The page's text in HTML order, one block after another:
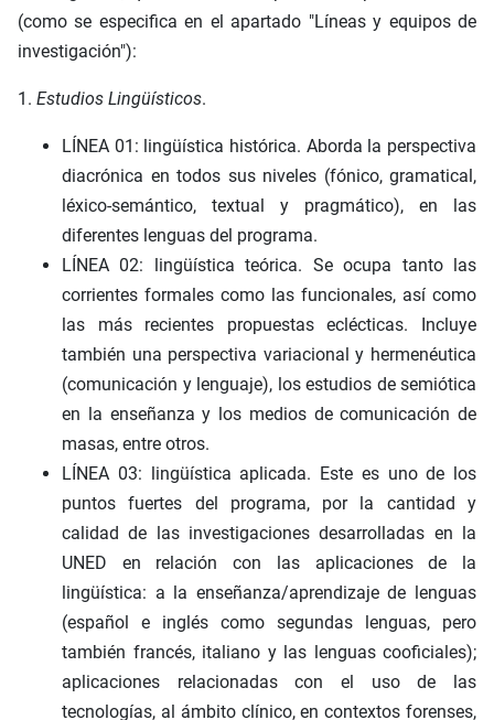
(como se especifica en el apartado "Líneas y equipos de
investigación"):
1. Estudios Lingüísticos.
LÍNEA 01: lingüística histórica. Aborda la perspectiva
diacrónica en todos sus niveles (fónico, gramatical,
léxico-semántico, textual y pragmático), en las
diferentes lenguas del programa.
LÍNEA 02: lingüística teórica. Se ocupa tanto las
corrientes formales como las funcionales, así como
las más recientes propuestas eclécticas. Incluye
también una perspectiva variacional y hermenéutica
(comunicación y lenguaje), los estudios de semiótica
en la enseñanza y los medios de comunicación de
masas, entre otros.
LÍNEA 03: lingüística aplicada. Este es uno de los
puntos fuertes del programa, por la cantidad y
calidad de las investigaciones desarrolladas en la
UNED en relación con las aplicaciones de la
lingüística: a la enseñanza/aprendizaje de lenguas
(español e inglés como segundas lenguas, pero
también francés, italiano y las lenguas cooficiales);
aplicaciones relacionadas con el uso de las
tecnologías, al ámbito clínico, en contextos forenses,